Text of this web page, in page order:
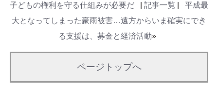
子どもの権利を守る仕組みが必要だ
記事一覧
平成最
大となってしまった豪雨被害…遠方からいま確実にでき
る支援は、募金と経済活動»
ページトップへ